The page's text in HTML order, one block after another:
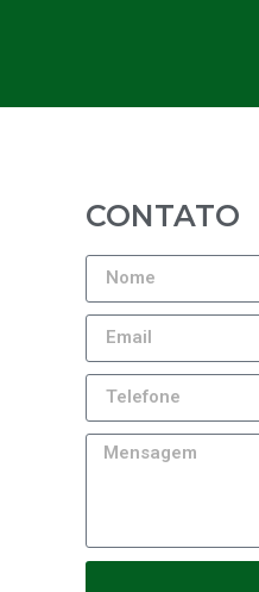
CONTATO